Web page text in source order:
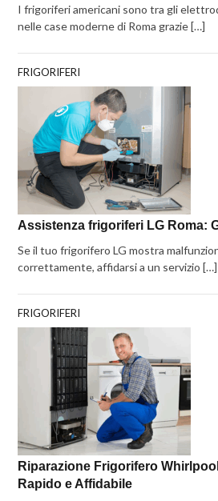
I frigoriferi americani sono tra gli
nelle case moderne di Roma grazie […]
FRIGORIFERI
Assistenza frigoriferi LG Roma:
Se il tuo frigorifero LG mostra
correttamente, affidarsi a un servizio […]
FRIGORIFERI
Riparazione Frigorifero
Rapido e Affidabile